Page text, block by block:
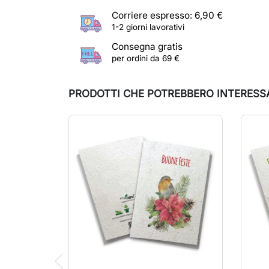
Corriere espresso: 6,90 €
1-2 giorni lavorativi
Consegna gratis
per ordini da 69 €
PRODOTTI CHE POTREBBERO